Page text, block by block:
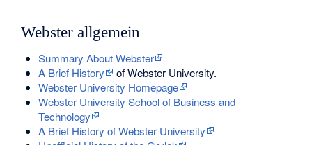
Webster allgemein
Summary About Webster
A Brief History
of Webster University.
Webster University Homepage
Webster University School of Business and
Technology
A Brief History of Webster University